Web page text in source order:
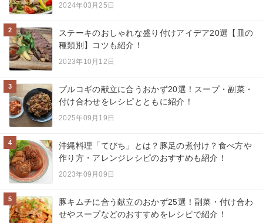
2024年03月25日
2
ステーキのおしゃれな盛り付けアイデア20選【皿の
種類別】コツも紹介！
2023年10月12日
3
プルコギの献立に合うおかず20選！スープ・副菜・
付け合わせをレシピとともに紹介！
2025年09月19日
4
沖縄料理「てびち」とは？豚足の煮付け？食べ方や
作り方・アレンジレシピのおすすめも紹介！
2023年09月09日
5
豚キムチに合う献立のおかず25選！副菜・付け合わ
せやスープなどのおすすめをレシピで紹介！